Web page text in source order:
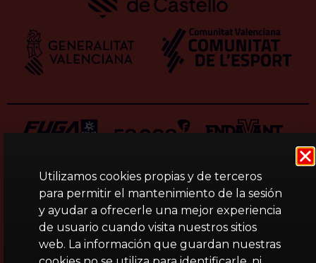
Utilizamos cookies propias y de terceros
para permitir el mantenimiento de la sesión
y ayudar a ofrecerle una mejor experiencia
de usuario cuando visita nuestros sitios
web. La información que guardan nuestras